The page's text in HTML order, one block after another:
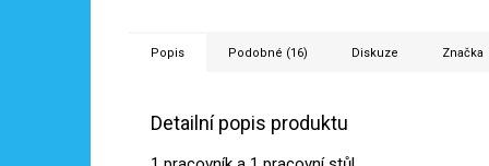
Popis Podobné (16) Diskuze Značka
Detailní popis produktu